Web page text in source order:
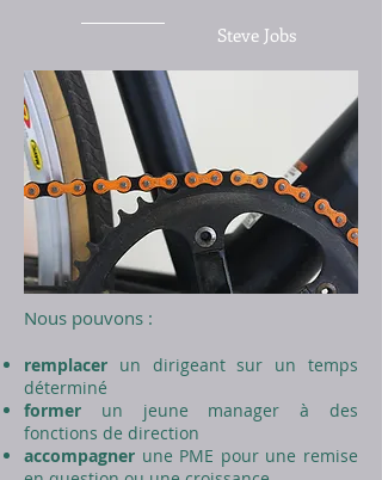
Steve Jobs
Nous pouvons :
remplacer un dirigeant sur un temps
déterminé
former un jeune manager à des
fonctions de direction
accompagner une PME pour une remise